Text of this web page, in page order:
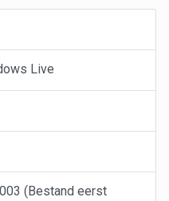
Live
(Bestand eerst